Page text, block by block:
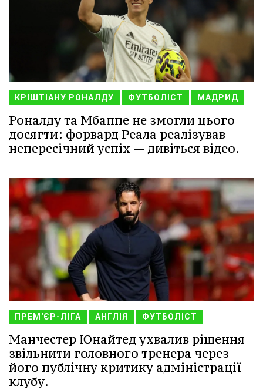
КРІШТІАНУ РОНАЛДУ ФУТБОЛІСТ МАДРИД
Роналду та Мбаппе не змогли цього
досягти: форвард Реала реалізував
непересічний успіх — дивіться відео.
ПРЕМ'ЄР-ЛІГА АНГЛІЯ ФУТБОЛІСТ
Манчестер Юнайтед ухвалив рішення
звільнити головного тренера через
його публічну критику адміністрації
клубу.